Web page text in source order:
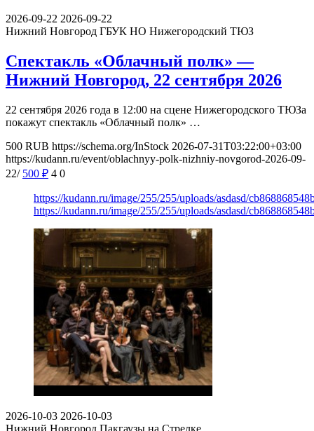
2026-09-22 2026-09-22
Нижний Новгород ГБУК НО Нижегородский ТЮЗ
Спектакль «Облачный полк» —
Нижний Новгород, 22 сентября 2026
22 сентября 2026 года в 12:00 на сцене Нижегородского ТЮЗа
покажут спектакль «Облачный полк» …
500 RUB https://schema.org/InStock 2026-07-31T03:22:00+03:00
https://kudann.ru/event/oblachnyy-polk-nizhniy-novgorod-2026-09-
22/ 500 ₽ 4 0
https://kudann.ru/image/255/255/uploads/asdasd/
https://kudann.ru/image/255/255/uploads/asdasd/
2026-10-03 2026-10-03
Нижний Новгород Пакгаузы на Стрелке